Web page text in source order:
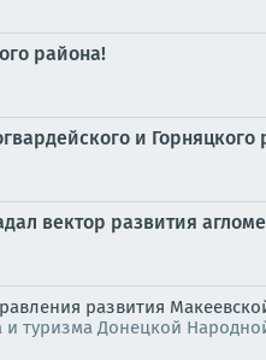
района!
и Горняцкого
вектор развития
развития
и туризма Донецкой